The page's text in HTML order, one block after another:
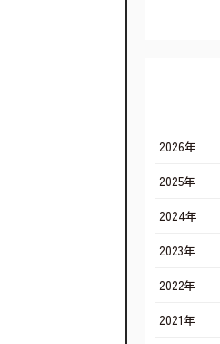
2026年
2025年
2024年
2023年
2022年
2021年